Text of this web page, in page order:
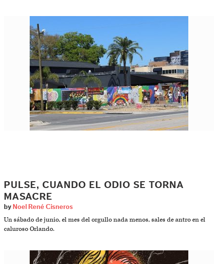
PULSE, CUANDO EL ODIO SE TORNA
MASACRE
by Noel René Cisneros
Un sábado de junio, el mes del orgullo nada menos, sales de antro en el
caluroso Orlando.